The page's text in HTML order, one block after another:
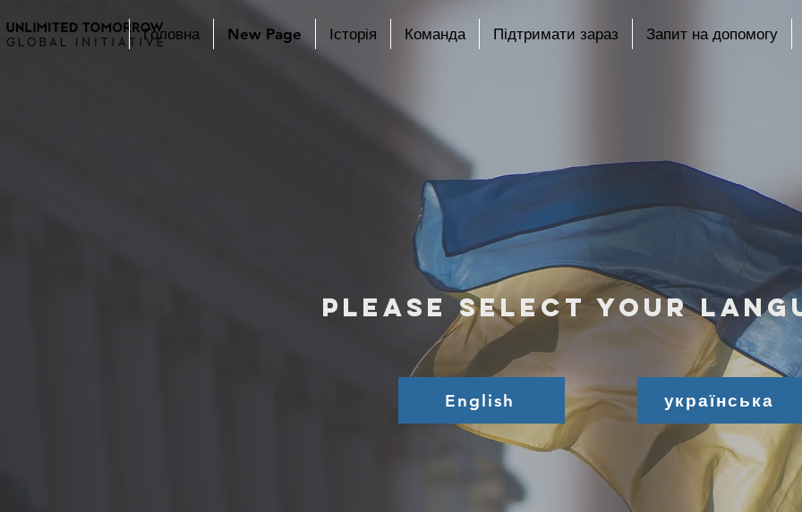
Головна New Page Історія Команда Підтримати зараз Запит на допомогу
Please select your
English українська